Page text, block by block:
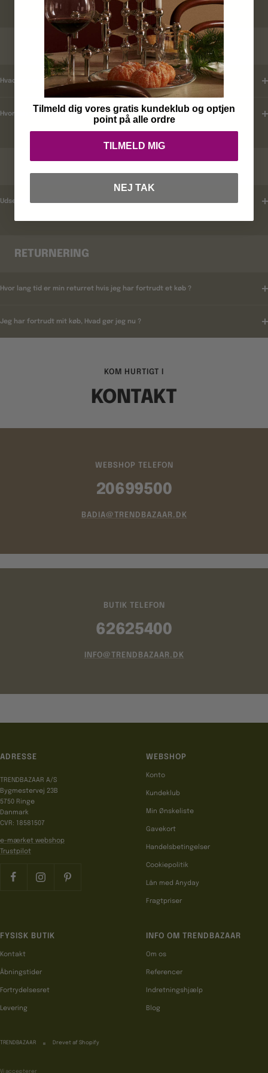
KUNDEKLUB
Hvad er mine fordele ?
Hvordan tilmelder jeg mig ?
Udsender i rabatkoder ?
RETURNERING
Hvor lang tid er min returret hvis jeg har fortrudt et køb ?
Jeg har fortrudt mit køb, Hvad gør jeg nu ?
KOM HURTIGT I
KONTAKT
WEBSHOP TELEFON
20699500
BADIA@TRENDBAZAAR.DK
BUTIK TELEFON
62625400
INFO@TRENDBAZAAR.DK
ADRESSE
TRENDBAZAAR A/S
Bygmestervej 23B
5750 Ringe
Danmark
CVR: 18581507
e-mærket webshop
Trustpilot
WEBSHOP
Konto
Kundeklub
Min Ønskeliste
Gavekort
Handelsbetingelser
Cookiepolitik
Lån med Anyday
Fragtpriser
FYSISK BUTIK
Kontakt
Åbningstider
Fortrydelsesret
Levering
INFO OM TRENDBAZAAR
Om os
Referencer
Indretningshjælp
Blog
TRENDBAZAAR Drevet af Shopify
Vi accepterer
Tilmeld dig vores gratis kundeklub og optjen
point på alle ordre
TILMELD MIG
NEJ TAK